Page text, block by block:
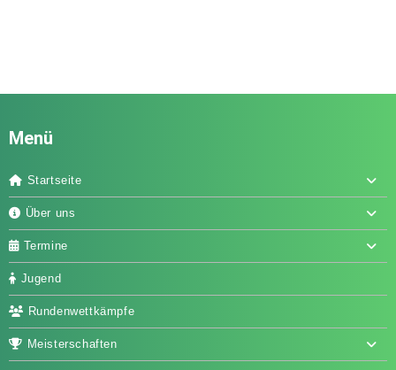
Menü
Startseite
Über uns
Termine
Jugend
Rundenwettkämpfe
Meisterschaften